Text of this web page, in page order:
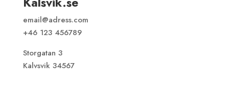
email@adress.com
+46 123 456789
Storgatan 3
Kalvsvik 34567